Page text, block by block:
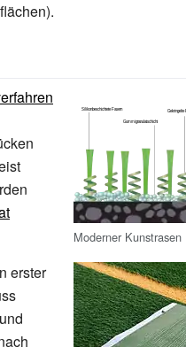
Moderner Kunstrasen
erster